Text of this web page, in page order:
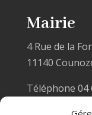
Mairie
4 Rue de la
11140
Téléphone 04